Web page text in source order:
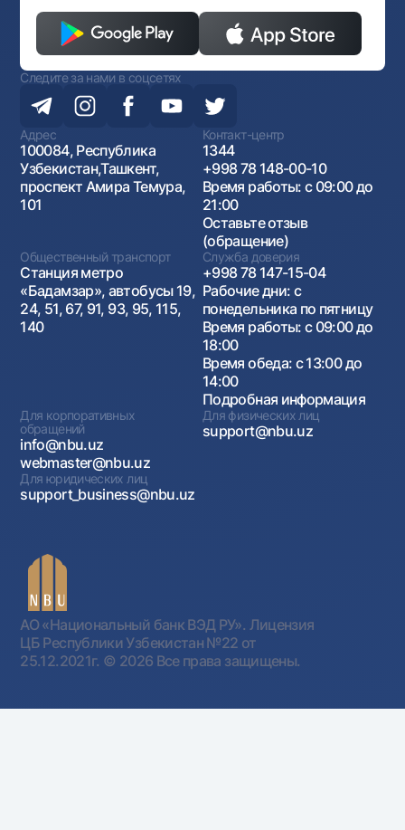
Следите за нами в соцсетях
Адрес
100084, Республика
Узбекистан,Ташкент,
проспект Амира Темура,
101
Контакт-центр
1344
+998 78 148-00-10
Время работы: с 09:00 до
21:00
Оставьте отзыв
(обращение)
Общественный транспорт
Станция метро
«Бадамзар», автобусы 19,
24, 51, 67, 91, 93, 95, 115,
140
Служба доверия
+998 78 147-15-04
Рабочие дни: с
понедельника по пятницу
Время работы: с 09:00 до
18:00
Время обеда: с 13:00 до
14:00
Подробная информация
Для корпоративных
обращений
info@nbu.uz
webmaster@nbu.uz
Для физических лиц
support@nbu.uz
Для юридических лиц
support_business@nbu.uz
АО «Национальный банк ВЭД РУ». Лицензия
ЦБ Республики Узбекистан №22 от
25.12.2021г. © 2026 Все права защищены.